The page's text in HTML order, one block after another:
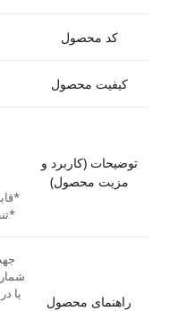
کد محصول
کیفیت محصول
توضیحات (کاربرد و
مزیت محصول)
راهنمای محصول
یا